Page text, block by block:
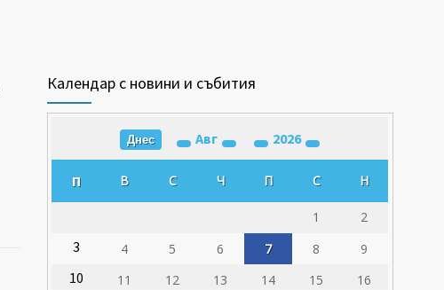
Календар с новини и събития
Днес Авг 2026
П В С Ч П С Н
1 2
3 4 5 6 7 8 9
10 11 12 13 14 15 16